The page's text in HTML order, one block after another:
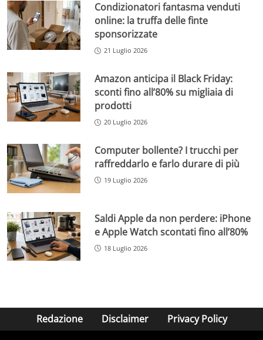
Condizionatori fantasma venduti
online: la truffa delle finte
sponsorizzate
21 Luglio 2026
Amazon anticipa il Black Friday:
sconti fino all’80% su migliaia di
prodotti
20 Luglio 2026
Computer bollente? I trucchi per
raffreddarlo e farlo durare di più
19 Luglio 2026
Saldi Apple da non perdere: iPhone
e Apple Watch scontati fino all’80%
18 Luglio 2026
Redazione Disclaimer Privacy Policy